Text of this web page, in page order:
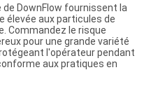
DownFlow fournissent la
élevée aux particules de
Commandez le risque
pour une grande variété
l'opérateur pendant
aux pratiques en